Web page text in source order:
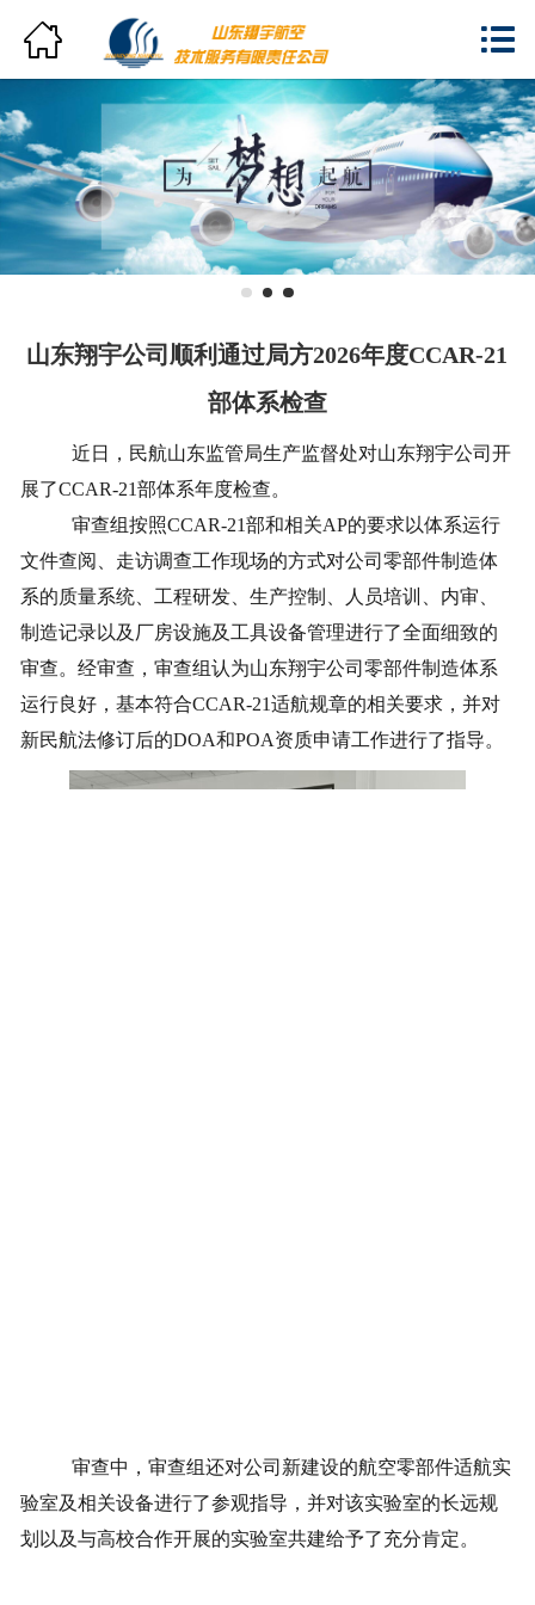
翔宇概览
新闻中心
分支机构
产品与服务
企业资质
联系我们


山东翔宇公司顺利通过局方2026年度CCAR-21
部体系检查
近日，民航山东监管局生产监督处对山东翔宇公司开
展了CCAR-21部体系年度检查。
审查组按照CCAR-21部和相关AP的要求以体系运行
文件查阅、走访调查工作现场的方式对公司零部件制造体
系的质量系统、工程研发、生产控制、人员培训、内审、
制造记录以及厂房设施及工具设备管理进行了全面细致的
审查。经审查，审查组认为山东翔宇公司零部件制造体系
运行良好，基本符合CCAR-21适航规章的相关要求，并对
新民航法修订后的DOA和POA资质申请工作进行了指导。
审查中，审查组还对公司新建设的航空零部件适航实
验室及相关设备进行了参观指导，并对该实验室的长远规
划以及与高校合作开展的实验室共建给予了充分肯定。